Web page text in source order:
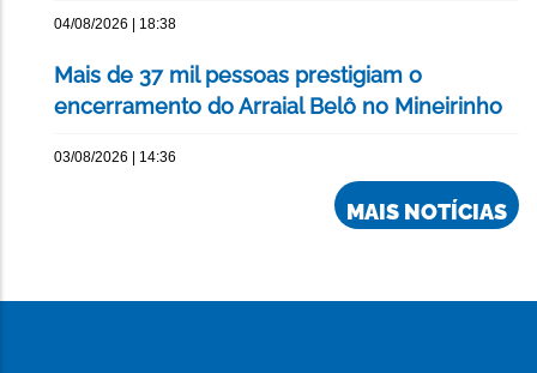
04/08/2026 | 18:38
Mais de 37 mil pessoas prestigiam o
encerramento do Arraial Belô no Mineirinho
03/08/2026 | 14:36
MAIS NOTÍCIAS